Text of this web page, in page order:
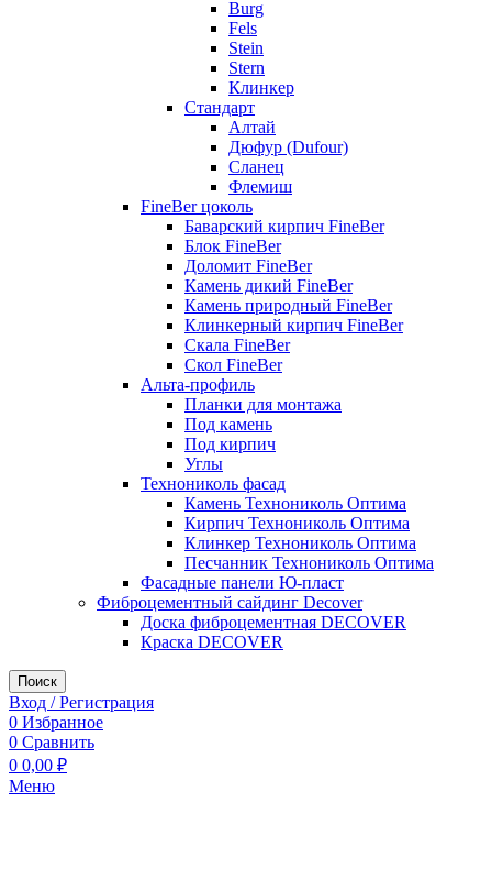
Burg
Fels
Stein
Stern
Клинкер
Стандарт
Алтай
Дюфур (Dufour)
Сланец
Флемиш
FineBer цоколь
Баварский кирпич FineBer
Блок FineBer
Доломит FineBer
Камень дикий FineBer
Камень природный FineBer
Клинкерный кирпич FineBer
Скала FineBer
Скол FineBer
Альта-профиль
Планки для монтажа
Под камень
Под кирпич
Углы
Технониколь фасад
Камень Технониколь Оптима
Кирпич Технониколь Оптима
Клинкер Технониколь Оптима
Песчанник Технониколь Оптима
Фасадные панели Ю-пласт
Фиброцементный сайдинг Decover
Доска фиброцементная DECOVER
Краска DECOVER
Поиск
Вход / Регистрация
0 Избранное
0 Сравнить
0 0,00 ₽
Меню